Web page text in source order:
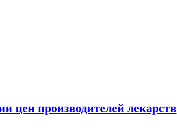
цен производителей лекарств